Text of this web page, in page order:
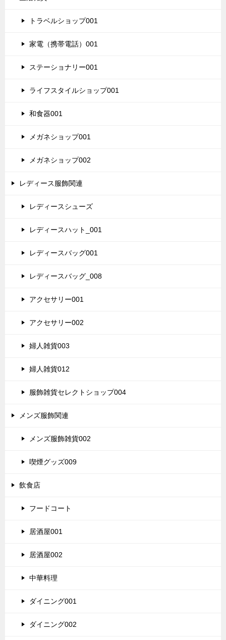
トラベルショップ001
家電（携帯電話）001
ステーショナリー001
ライフスタイルショップ001
和食器001
メガネショップ001
メガネショップ002
レディース服飾関連
レディースシューズ
レディースハット_001
レディースバッグ001
レディースバッグ_008
アクセサリー001
アクセサリー002
婦人雑貨003
婦人雑貨012
服飾雑貨セレクトショップ004
メンズ服飾関連
メンズ服飾雑貨002
喫煙グッズ009
飲食店
フードコート
居酒屋001
居酒屋002
中華料理
ダイニング001
ダイニング002